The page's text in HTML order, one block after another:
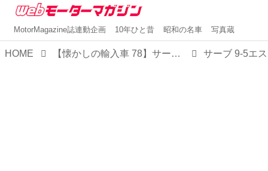
MotorMagazine誌連動企画 10年ひと昔 昭和の名車 写真蔵
HOME 【懐かしの輸入車 78】サーブ 9-5エステートは装備が充実したお買い得なグレードも設定した サーブ 9-5エ